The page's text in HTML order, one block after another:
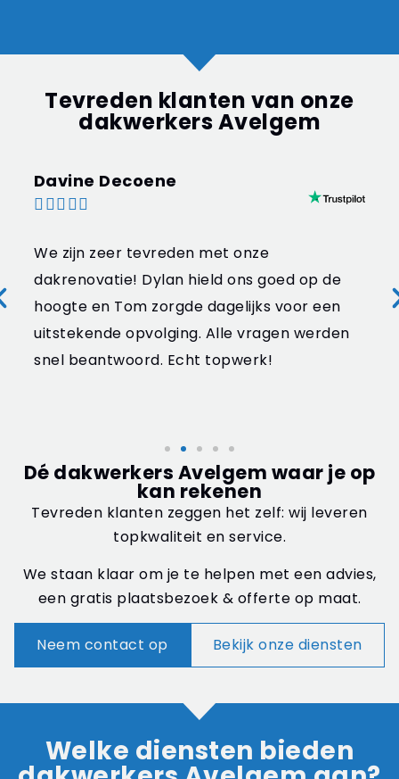
Tevreden klanten van onze
dakwerkers Avelgem
Davine Decoene
    
We zijn zeer tevreden met onze
dakrenovatie! Dylan hield ons goed op de
hoogte en Tom zorgde dagelijks voor een
uitstekende opvolging. Alle vragen werden
snel beantwoord. Echt topwerk!
Dé dakwerkers Avelgem waar je op
kan rekenen
Tevreden klanten zeggen het zelf: wij leveren
topkwaliteit en service.
We staan klaar om je te helpen met een advies,
een gratis plaatsbezoek & offerte op maat.
Neem contact op Bekijk onze diensten
Welke diensten bieden